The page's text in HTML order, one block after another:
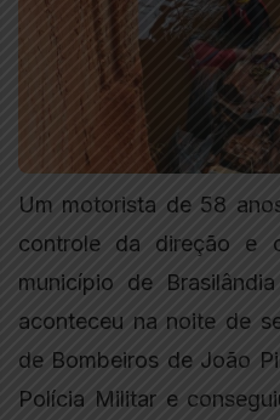
Um motorista de 58
controle da direção e
município de
aconteceu na noite de
de Bombeiros de João
Polícia Militar e